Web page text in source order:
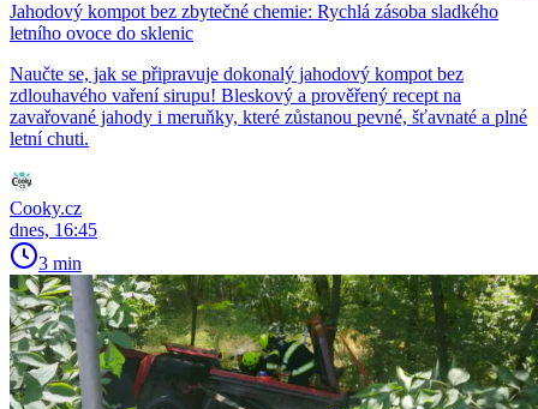
Jahodový kompot bez zbytečné chemie: Rychlá zásoba sladkého
letního ovoce do sklenic
Naučte se, jak se připravuje dokonalý jahodový kompot bez
zdlouhavého vaření sirupu! Bleskový a prověřený recept na
zavařované jahody i meruňky, které zůstanou pevné, šťavnaté a plné
letní chuti.
Cooky.cz
dnes, 16:45
3 min